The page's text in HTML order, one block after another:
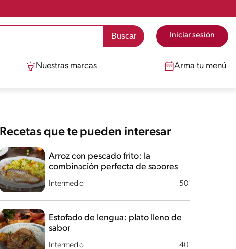
Iniciar sesión
Nuestras marcas Arma tu menú
Recetas que te pueden interesar
Intermedio 50'
Arroz con pescado frito: la
combinación perfecta de sabores
Intermedio 40'
Estofado de lengua: plato lleno de
sabor